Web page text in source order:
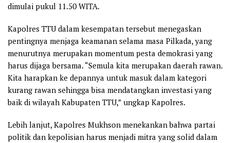
dimulai pukul 11.50 WITA.
Kapolres TTU dalam kesempatan tersebut menegaskan
pentingnya menjaga keamanan selama masa Pilkada, yang
menurutnya merupakan momentum pesta demokrasi yang
harus dijaga bersama. “Semula kita merupakan daerah rawan.
Kita harapkan ke depannya untuk masuk dalam kategori
kurang rawan sehingga bisa mendatangkan investasi yang
baik di wilayah Kabupaten TTU,” ungkap Kapolres.
Lebih lanjut, Kapolres Mukhson menekankan bahwa partai
politik dan kepolisian harus menjadi mitra yang solid dalam